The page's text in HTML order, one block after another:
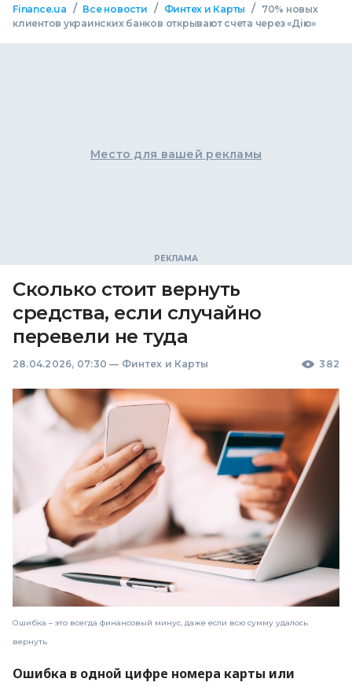
Finance.ua / Все новости / Финтех и Карты /
70% новых
клиентов украинских банков открывают счета через «Дію»
Место для вашей рекламы
Сколько стоит вернуть
средства, если случайно
перевели не туда
28.04.2026, 07:30 — Финтех и Карты 382
Ошибка – это всегда финансовый минус, даже если всю сумму удалось
вернуть
Ошибка в одной цифре номера карты или